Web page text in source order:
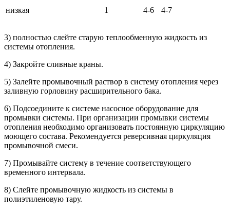
низкая 1 4-6 4-7
3) полностью слейте старую теплообменную жидкость из
системы отопления.
4) Закройте сливные краны.
5) Залейте промывочный раствор в систему отопления через
заливную горловину расширительного бака.
6) Подсоедините к системе насосное оборудование для
промывки системы. При организации промывки системы
отопления необходимо организовать постоянную циркуляцию
моющего состава. Рекомендуется реверсивная циркуляция
промывочной смеси.
7) Промывайте систему в течение соответствующего
временного интервала.
8) Слейте промывочную жидкость из системы в
полиэтиленовую тару.